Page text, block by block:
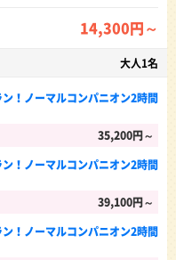
14,300円～
大人1名
ン！ノーマルコンパニオン2時間
35,200円～
ン！ノーマルコンパニオン2時間
39,100円～
ン！ノーマルコンパニオン2時間